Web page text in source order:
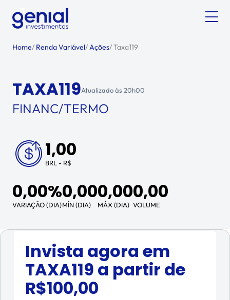
Home/ Renda Variável/Ações/Taxa119
TAXA119Atualizado às 20h00
FINANC/TERMO
1,00
BRL - R$
0,00%
VARIAÇÃO (DIA)
0,00
MÍN (DIA)
0,00
MÁX (DIA)
0,00
VOLUME
Invista agora em
TAXA119 a partir de
R$100,00